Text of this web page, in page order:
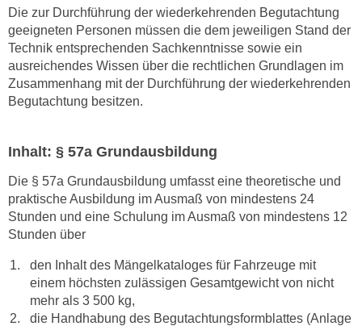
Die zur Durchführung der wiederkehrenden Begutachtung
geeigneten Personen müssen die dem jeweiligen Stand der
Technik entsprechenden Sachkenntnisse sowie ein
ausreichendes Wissen über die rechtlichen Grundlagen im
Zusammenhang mit der Durchführung der wiederkehrenden
Begutachtung besitzen.
Inhalt: § 57a Grundausbildung
Die § 57a Grundausbildung umfasst eine theoretische und
praktische Ausbildung im Ausmaß von mindestens 24
Stunden und eine Schulung im Ausmaß von mindestens 12
Stunden über
den Inhalt des Mängelkataloges für Fahrzeuge mit
einem höchsten zulässigen Gesamtgewicht von nicht
mehr als 3 500 kg,
die Handhabung des Begutachtungsformblattes (Anlage
r
i
e
n
t
i
e
C
o
o
k
s
w
o
f
e
a
b
e
n
.
e
n